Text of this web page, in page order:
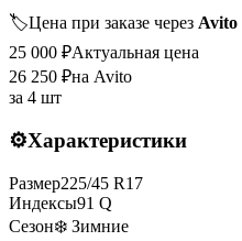
🏷️Цена при заказе через Avito
25 000 ₽Актуальная цена
26 250 ₽на Avito
за 4 шт
⚙️Характеристики
Размер225/45 R17
Индексы91 Q
Сезон❄️ Зимние